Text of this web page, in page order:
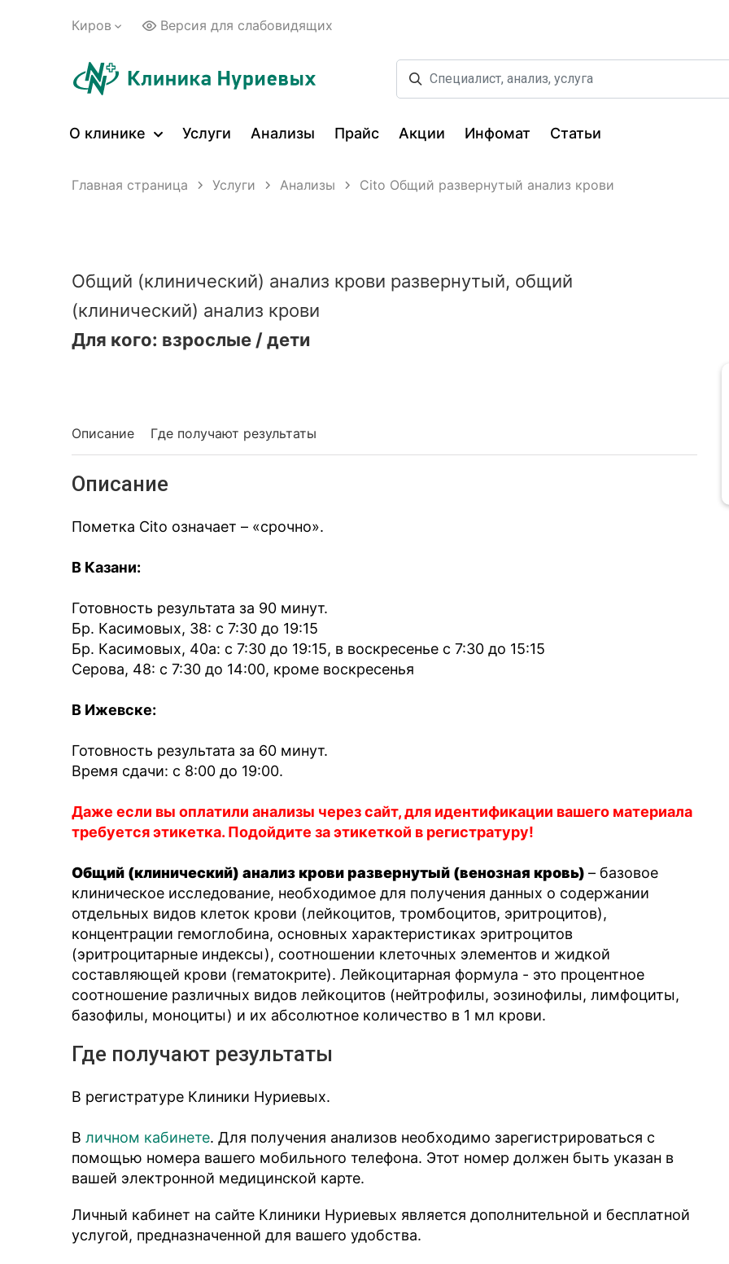
Киров Версия для слабовидящих
О клинике Услуги Анализы Прайс Акции Инфомат Статьи
Главная страница Услуги Анализы Cito Общий развернутый анализ крови
Общий (клинический) анализ крови развернутый, общий
(клинический) анализ крови
Для кого: взрослые / дети
Описание Где получают результаты
Описание
Пометка Cito означает – «срочно».
В Казани:
Готовность результата за 90 минут.
Бр. Касимовых, 38: с 7:30 до 19:15
Бр. Касимовых, 40а: с 7:30 до 19:15, в воскресенье с 7:30 до 15:15
Серова, 48: с 7:30 до 14:00, кроме воскресенья
В Ижевске:
Готовность результата за 60 минут.
Время сдачи: c 8:00 до 19:00.
Даже если вы оплатили анализы через сайт, для идентификации вашего материала
требуется этикетка. Подойдите за этикеткой в регистратуру!
Общий (клинический) анализ крови развернутый (венозная кровь) – базовое
клиническое исследование, необходимое для получения данных о содержании
отдельных видов клеток крови (лейкоцитов, тромбоцитов, эритроцитов),
концентрации гемоглобина, основных характеристиках эритроцитов
(эритроцитарные индексы), соотношении клеточных элементов и жидкой
составляющей крови (гематокрите). Лейкоцитарная формула - это процентное
соотношение различных видов лейкоцитов (нейтрофилы, эозинофилы, лимфоциты,
базофилы, моноциты) и их абсолютное количество в 1 мл крови.
Где получают результаты
В регистратуре Клиники Нуриевых.
В личном кабинете. Для получения анализов необходимо зарегистрироваться с
помощью номера вашего мобильного телефона. Этот номер должен быть указан в
вашей электронной медицинской карте.
Личный кабинет на сайте Клиники Нуриевых является дополнительной и бесплатной
услугой, предназначенной для вашего удобства.